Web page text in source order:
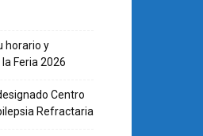
horario y
Feria 2026
Centro
Refractaria